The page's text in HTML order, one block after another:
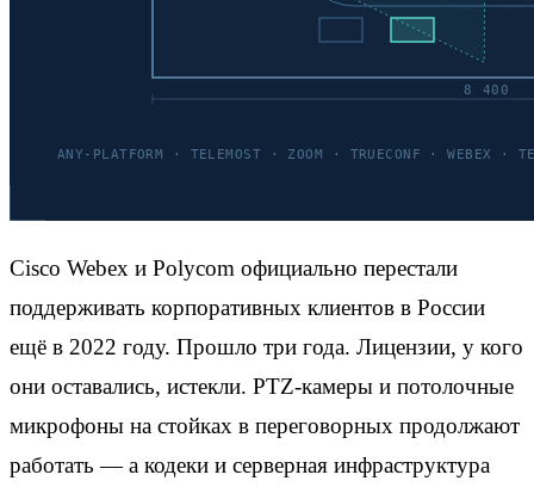
Cisco Webex и Polycom официально перестали
поддерживать корпоративных клиентов в России
ещё в 2022 году. Прошло три года. Лицензии, у кого
они оставались, истекли. PTZ-камеры и потолочные
микрофоны на стойках в переговорных продолжают
работать — а кодеки и серверная инфраструктура